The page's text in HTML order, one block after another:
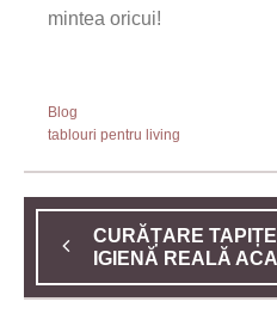
mintea oricui!
Blog
tablouri pentru living
CURĂȚARE
IGIENĂ REALĂ